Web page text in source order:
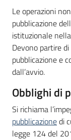
Le operazioni
pubblicazione
istituzionale
Devono partire
pubblicazione e
dall’avvio.
Obblighi di
Si richiama
pubblicazionedi
legge 124 del